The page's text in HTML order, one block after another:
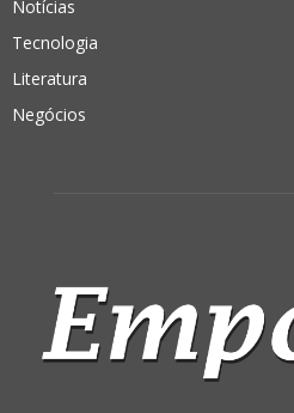
Notícias
Tecnologia
Literatura
Negócios